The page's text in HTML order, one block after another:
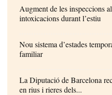
Augment de les inspeccions
intoxicacions durant l’estiu
Nou sistema d’estades
familiar
La Diputació de Barcelona
en rius i rieres dels...